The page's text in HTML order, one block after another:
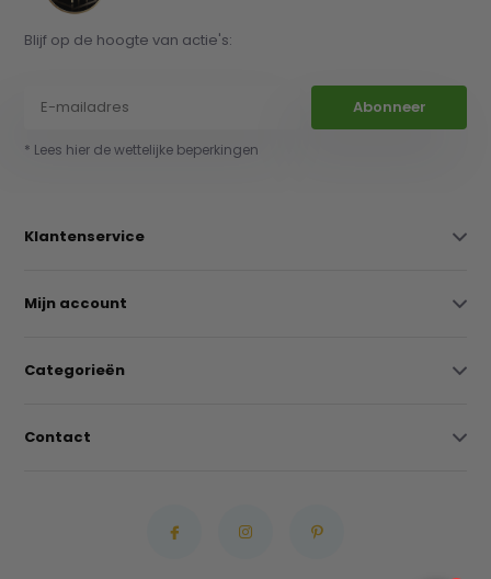
Blijf op de hoogte van actie's:
Abonneer
* Lees hier de wettelijke beperkingen
Klantenservice
Mijn account
Categorieën
Contact